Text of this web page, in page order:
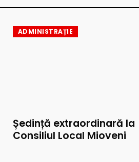
ADMINISTRAȚIE
Ședință extraordinară la
Consiliul Local Mioveni